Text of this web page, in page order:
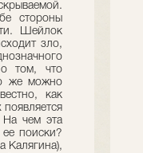
стороны
Шейлок
зло,
о том, что
же можно
как
На чем эта
поиски?
Калягина),